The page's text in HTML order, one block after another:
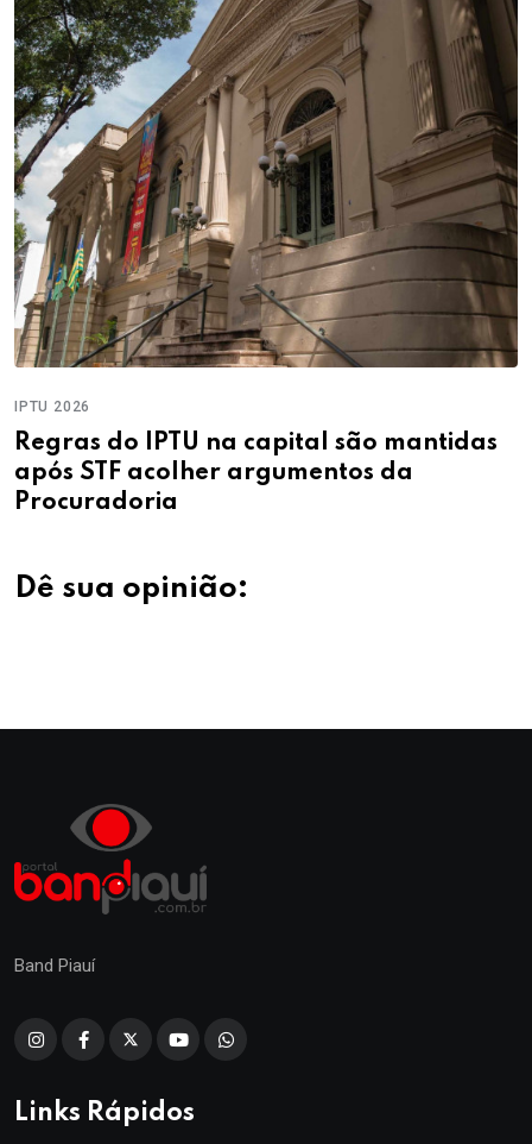
IPTU 2026
Regras do IPTU na capital são mantidas
após STF acolher argumentos da
Procuradoria
Dê sua opinião:
Band Piauí
Links Rápidos